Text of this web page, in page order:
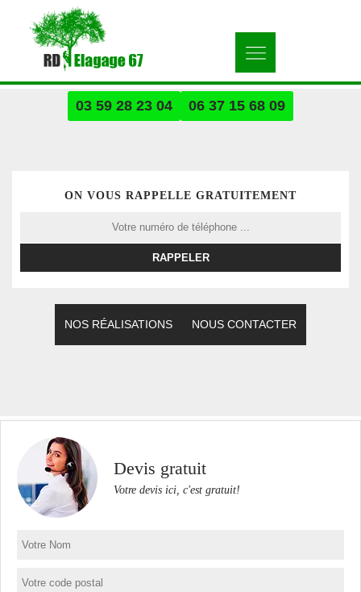
03 59 28 23 04 06 37 15 68 09
ON VOUS RAPPELLE GRATUITEMENT
NOS RÉALISATIONS NOUS CONTACTER
Devis gratuit
Votre devis ici, c'est gratuit!